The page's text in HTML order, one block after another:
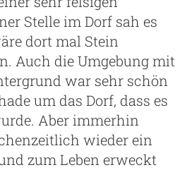
Stelle im Dorf sah es
dort mal Stein
Auch die Umgebung mit
war sehr schön
um das Dorf, dass es
Aber immerhin
wieder ein
zum Leben erweckt